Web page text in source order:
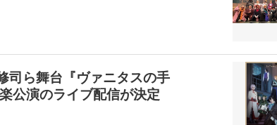
司ら舞台『ヴァニタスの手
公演のライブ配信が決定